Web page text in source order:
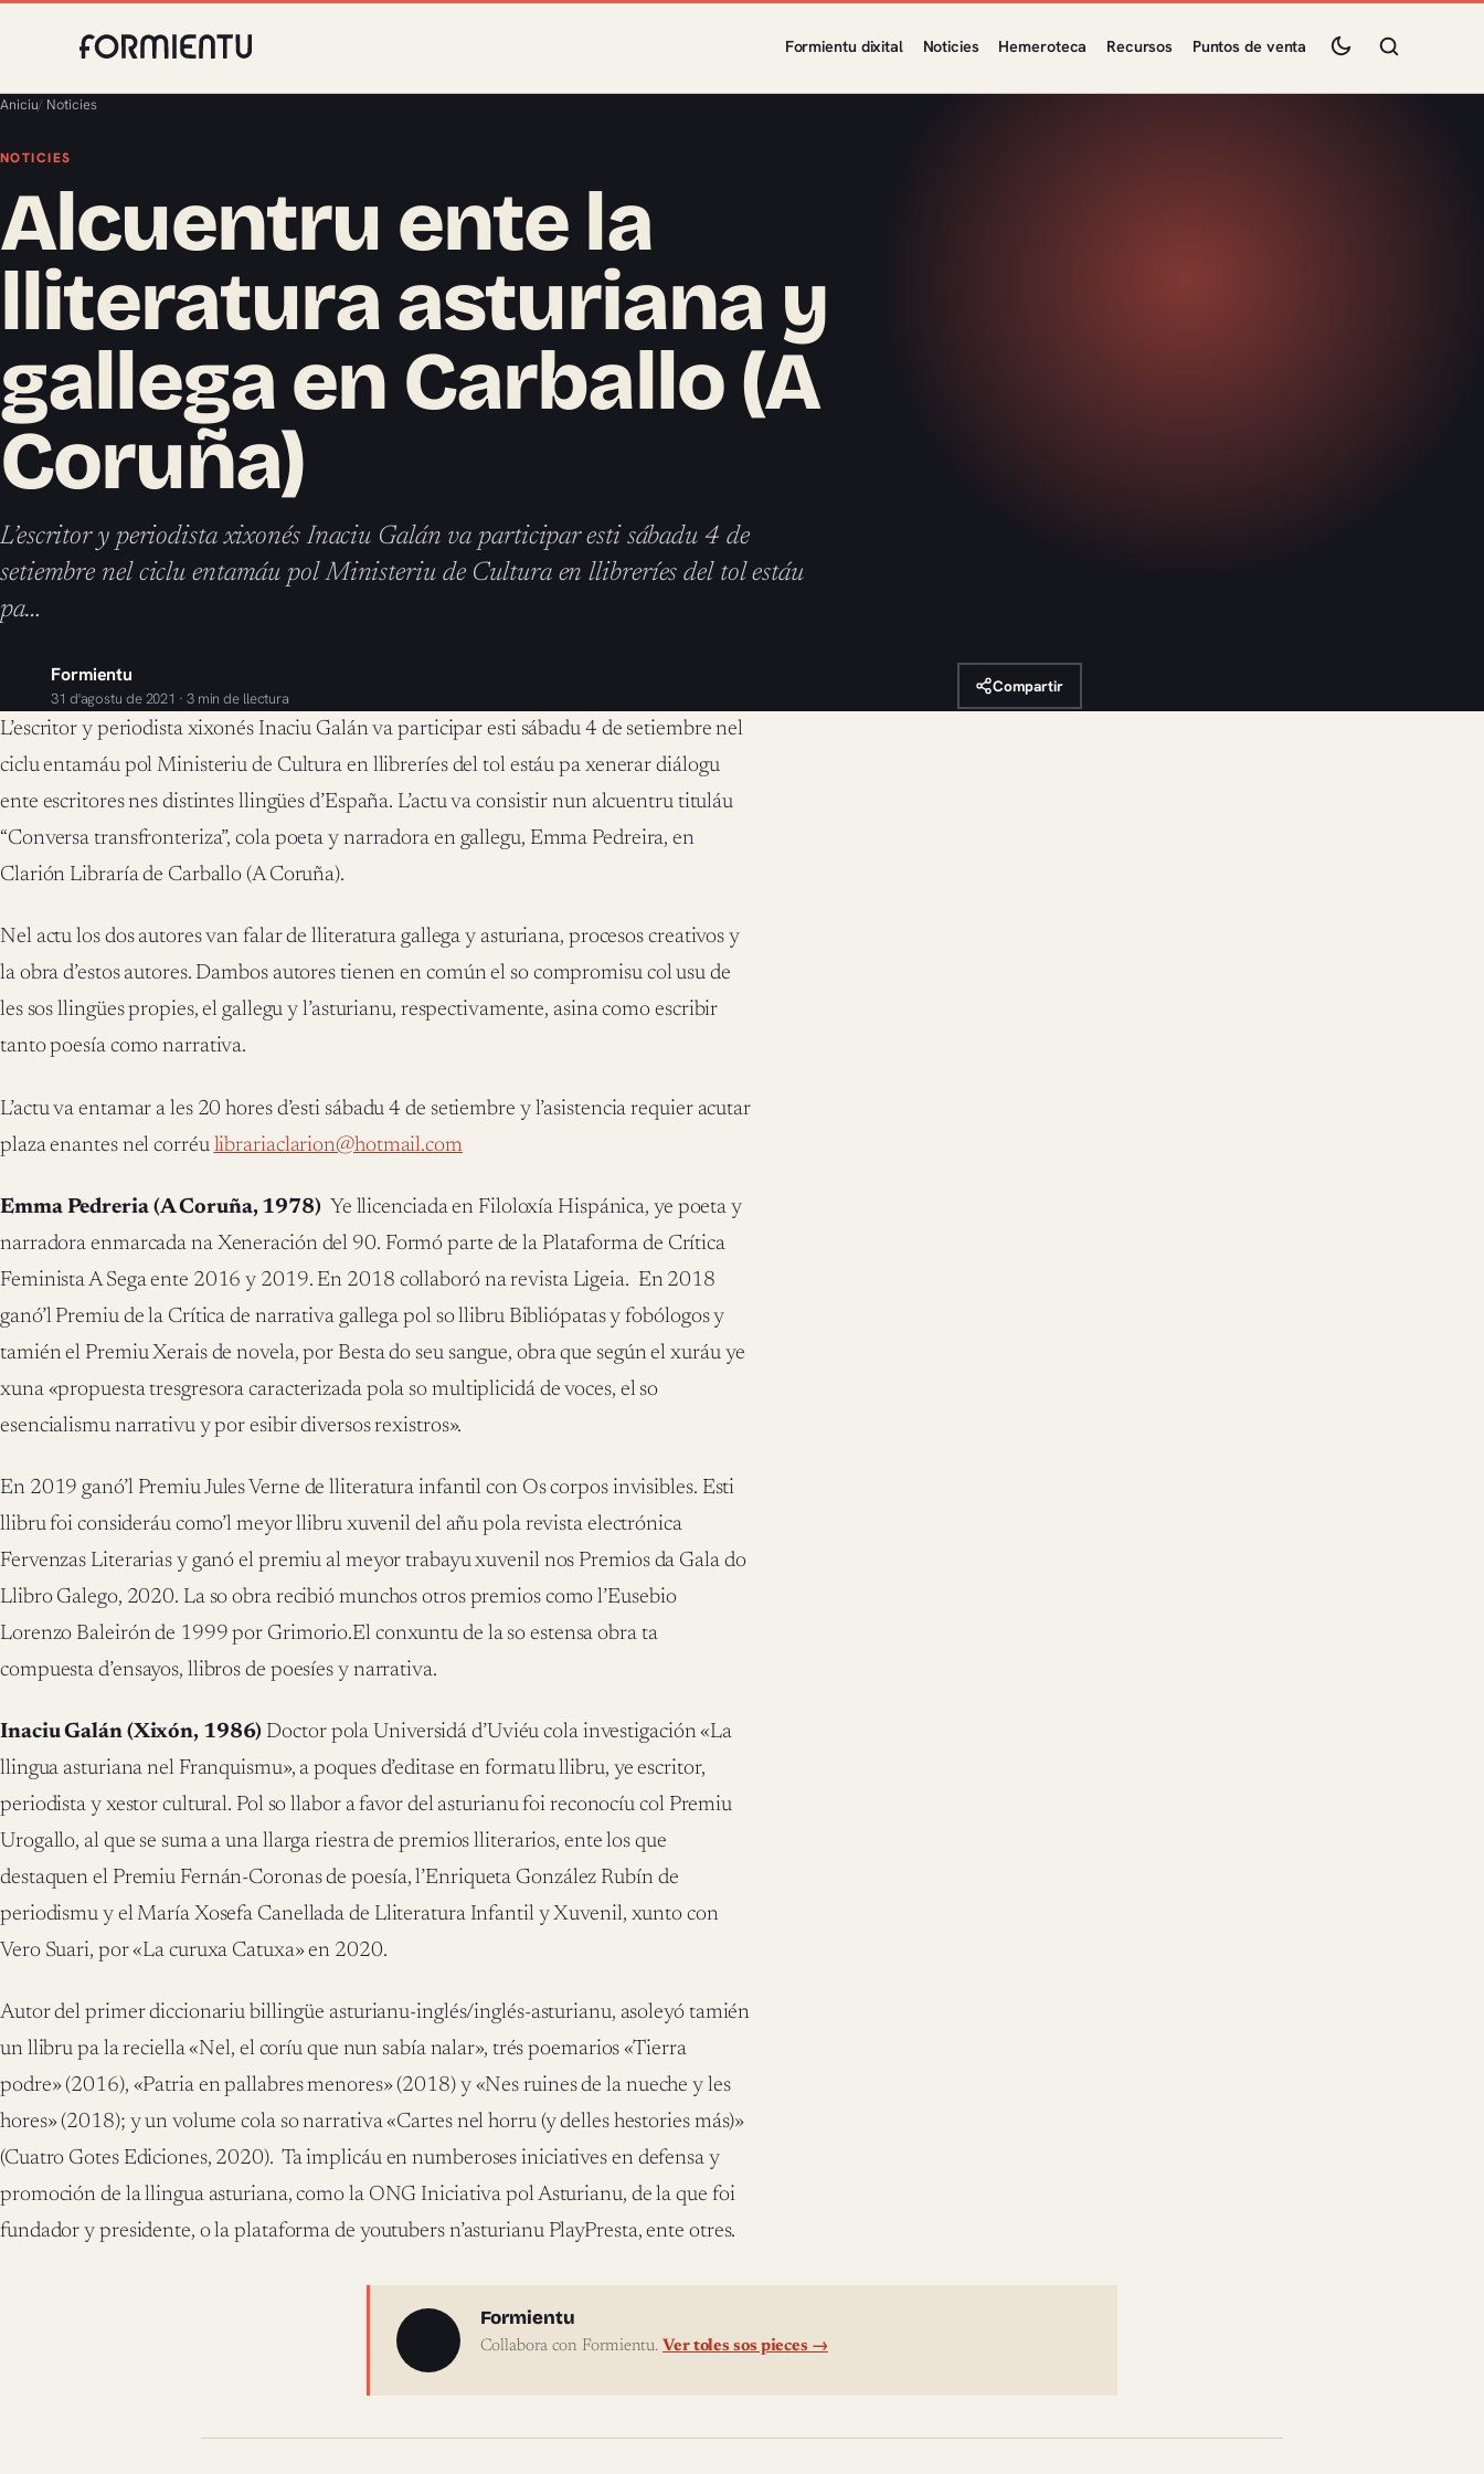
Formientu dixital Noticies Hemeroteca Recursos Puntos de venta
Aniciu/ Noticies
NOTICIES
Alcuentru ente la
lliteratura asturiana y
gallega en Carballo (A
Coruña)
L’escritor y periodista xixonés Inaciu Galán va participar esti sábadu 4 de
setiembre nel ciclu entamáu pol Ministeriu de Cultura en llibreríes del tol estáu
pa…
Formientu
31 d'agostu de 2021 · 3 min de llectura
Compartir
L’escritor y periodista xixonés Inaciu Galán va participar esti sábadu 4 de setiembre nel
ciclu entamáu pol Ministeriu de Cultura en llibreríes del tol estáu pa xenerar diálogu
ente escritores nes distintes llingües d’España. L’actu va consistir nun alcuentru tituláu
“Conversa transfronteriza”, cola poeta y narradora en gallegu, Emma Pedreira, en
Clarión Libraría de Carballo (A Coruña).
Nel actu los dos autores van falar de lliteratura gallega y asturiana, procesos creativos y
la obra d’estos autores. Dambos autores tienen en común el so compromisu col usu de
les sos llingües propies, el gallegu y l’asturianu, respectivamente, asina como escribir
tanto poesía como narrativa.
L’actu va entamar a les 20 hores d’esti sábadu 4 de setiembre y l’asistencia requier acutar
plaza enantes nel corréu librariaclarion@hotmail.com
Emma Pedreria (A Coruña, 1978) Ye llicenciada en Filoloxía Hispánica, ye poeta y
narradora​ enmarcada na Xeneración del 90. Formó parte de la Plataforma de Crítica
Feminista A Sega ente 2016 y 2019. En 2018 collaboró ​​na revista Ligeia. En 2018
ganó’l Premiu de la Crítica de narrativa gallega pol so llibru Bibliópatas y fobólogos y
tamién el Premiu Xerais de novela, por Besta do seu sangue, obra que según el xuráu ye
xuna «propuesta tresgresora caracterizada pola so multiplicidá de voces, el so
esencialismu narrativu y por esibir diversos rexistros».​
En 2019 ganó’l Premiu Jules Verne de lliteratura infantil con Os corpos invisibles. Esti
llibru foi consideráu como’l meyor llibru xuvenil del añu pola revista electrónica
Fervenzas Literarias y ganó el premiu al meyor trabayu xuvenil nos Premios da Gala do
Llibro Galego, 2020.​ La so obra recibió munchos otros premios como l’Eusebio
Lorenzo Baleirón de 1999 por Grimorio.El conxuntu de la so estensa obra ta
compuesta d’ensayos, llibros de poesíes y narrativa.
Inaciu Galán (Xixón, 1986) Doctor pola Universidá d’Uviéu cola investigación «La
llingua asturiana nel Franquismu», a poques d’editase en formatu llibru, ye escritor,
periodista y xestor cultural. Pol so llabor a favor del asturianu foi reconocíu col Premiu
Urogallo, al que se suma a una llarga riestra de premios lliterarios, ente los que
destaquen el Premiu Fernán-Coronas de poesía, l’Enriqueta González Rubín de
periodismu y el María Xosefa Canellada de Lliteratura Infantil y Xuvenil, xunto con
Vero Suari, por «La curuxa Catuxa» en 2020.
Autor del primer diccionariu billingüe asturianu-inglés/inglés-asturianu, asoleyó tamién
un llibru pa la reciella «Nel, el coríu que nun sabía nalar», trés poemarios «Tierra
podre» (2016), «Patria en pallabres menores» (2018) y «Nes ruines de la nueche y les
hores» (2018); y un volume cola so narrativa «Cartes nel horru (y delles hestories más)»
(Cuatro Gotes Ediciones, 2020). Ta implicáu en numberoses iniciatives en defensa y
promoción de la llingua asturiana, como la ONG Iniciativa pol Asturianu, de la que foi
fundador y presidente, o la plataforma de youtubers n’asturianu PlayPresta, ente otres.
Sobre l'autor
Formientu
Collabora con Formientu. Ver toles sos pieces →